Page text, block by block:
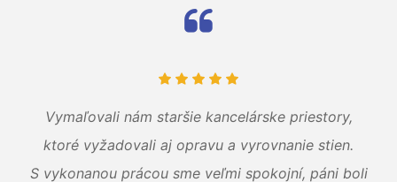
Vymaľovali nám staršie kancelárske priestory,
ktoré vyžadovali aj opravu a vyrovnanie stien.
S vykonanou prácou sme veľmi spokojní, páni boli